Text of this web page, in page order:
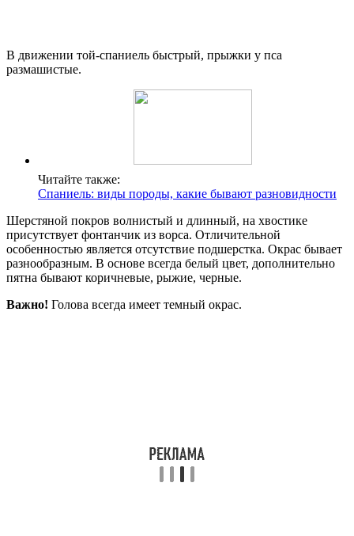
В движении той-спаниель быстрый, прыжки у пса
размашистые.
Читайте также:
Спаниель: виды породы, какие бывают разновидности
Шерстяной покров волнистый и длинный, на хвостике
присутствует фонтанчик из ворса. Отличительной
особенностью является отсутствие подшерстка. Окрас бывает
разнообразным. В основе всегда белый цвет, дополнительно
пятна бывают коричневые, рыжие, черные.
Важно! Голова всегда имеет темный окрас.